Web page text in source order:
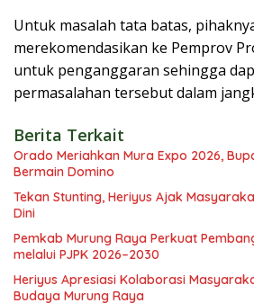
Untuk masalah tata batas,
merekomendasikan ke Pemprov
untuk penganggaran sehingga
permasalahan tersebut dalam
Berita Terkait
Orado Meriahkan Mura Expo 2026,
Bermain Domino
Tekan Stunting, Heriyus Ajak
Dini
Pemkab Murung Raya Perkuat
melalui PJPK 2026–2030
Heriyus Apresiasi Kolaborasi
Budaya Murung Raya